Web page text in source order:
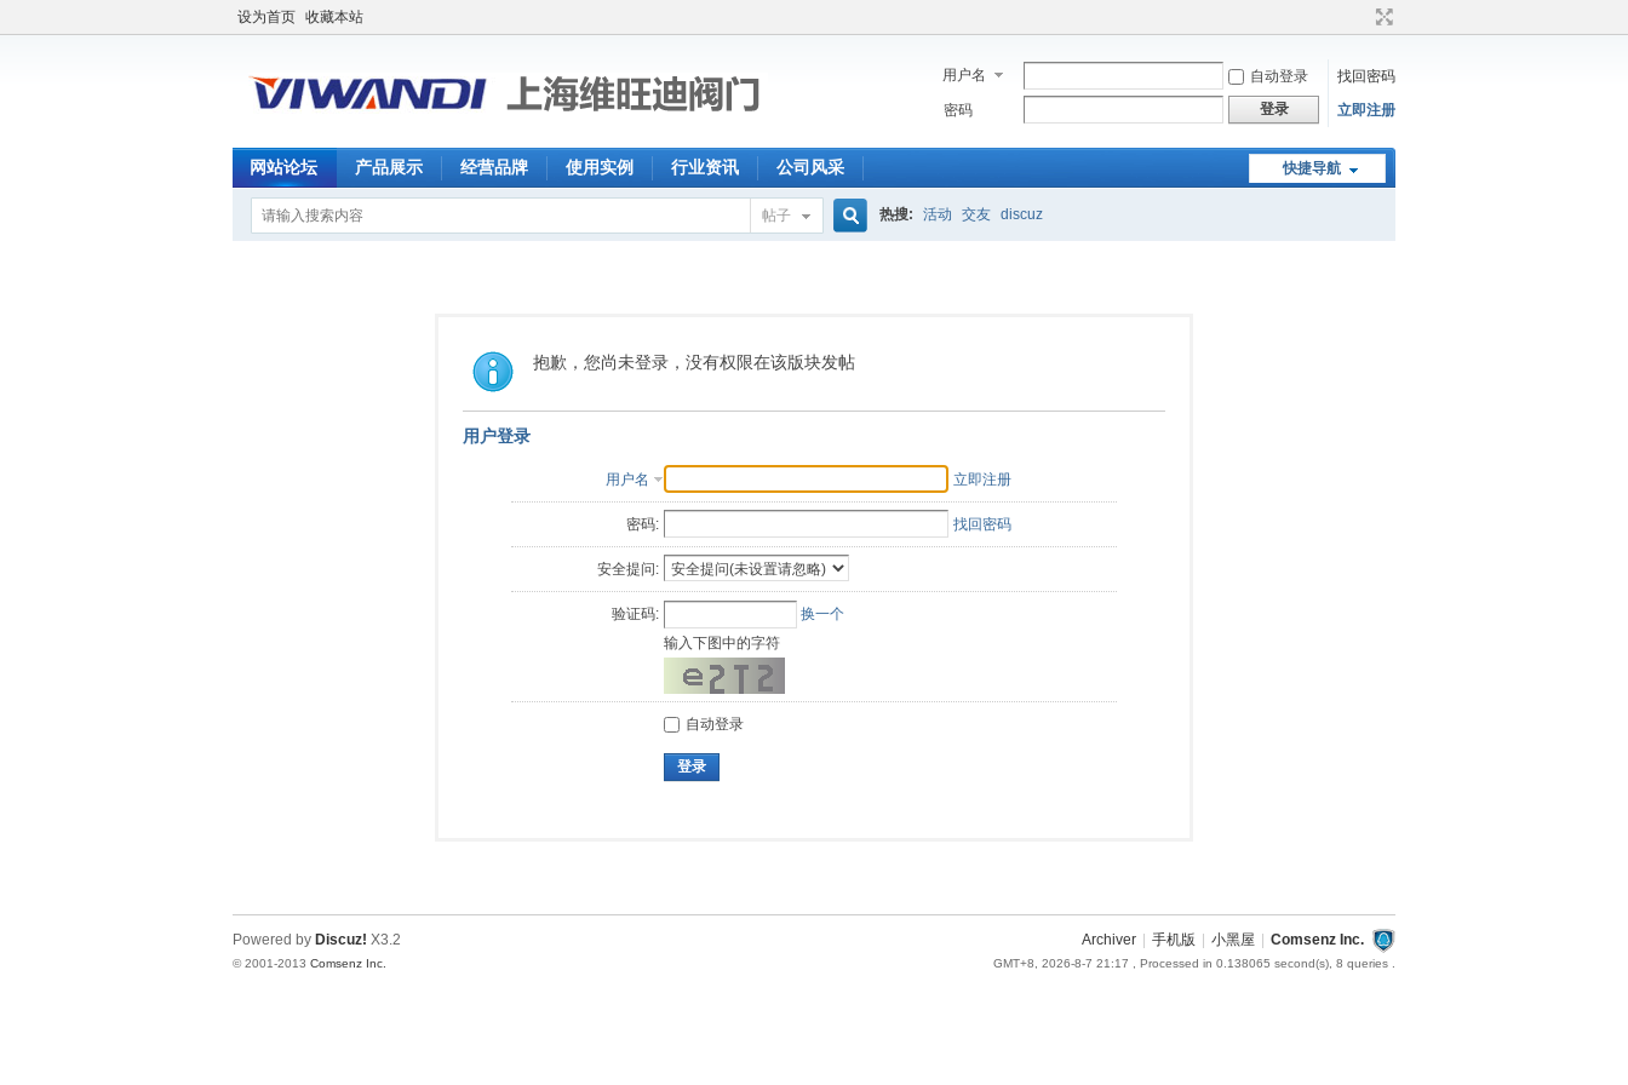
设为首页 收藏本站
用户名 自动登录
找回密码
密码
登录 立即注册
快捷导航
网站论坛 产品展示 经营品牌 使用实例 行业资讯 公司风采
帖子
索
热搜: 活动 交友 discuz
抱歉，您尚未登录，没有权限在该版块发帖
用户登录
用户名 立即注册
密码: 找回密码
安全提问:
验证码:
换一个
输入下图中的字符
自动登录
登录
Archiver 手机版 小黑屋 Comsenz Inc.
GMT+8, 2026-8-7 21:17 , Processed in 0.138065 second(s), 8 queries .
Powered by Discuz! X3.2
© 2001-2013 Comsenz Inc.